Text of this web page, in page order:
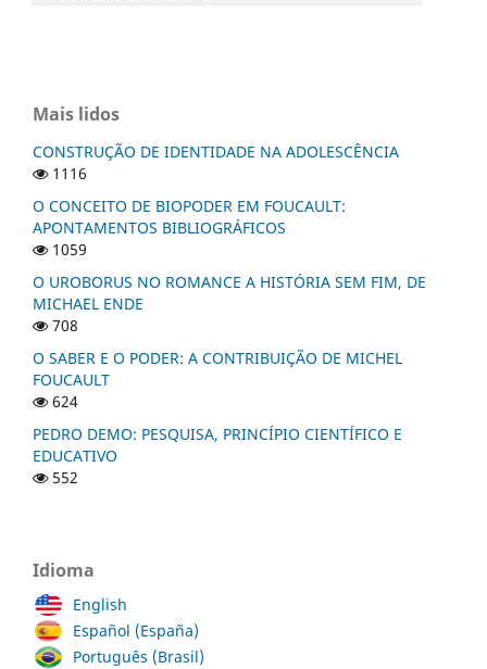
Mais lidos
CONSTRUÇÃO DE IDENTIDADE NA ADOLESCÊNCIA
1116
O CONCEITO DE BIOPODER EM FOUCAULT:
APONTAMENTOS BIBLIOGRÁFICOS
1059
O UROBORUS NO ROMANCE A HISTÓRIA SEM FIM, DE
MICHAEL ENDE
708
O SABER E O PODER: A CONTRIBUIÇÃO DE MICHEL
FOUCAULT
624
PEDRO DEMO: PESQUISA, PRINCÍPIO CIENTÍFICO E
EDUCATIVO
552
Idioma
English
Español (España)
Português (Brasil)